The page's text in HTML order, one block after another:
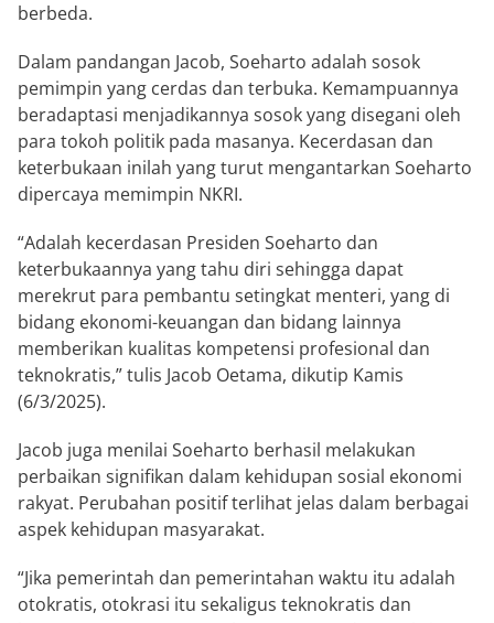
berbeda.
Dalam pandangan Jacob, Soeharto adalah sosok
pemimpin yang cerdas dan terbuka. Kemampuannya
beradaptasi menjadikannya sosok yang disegani oleh
para tokoh politik pada masanya. Kecerdasan dan
keterbukaan inilah yang turut mengantarkan Soeharto
dipercaya memimpin NKRI.
“Adalah kecerdasan Presiden Soeharto dan
keterbukaannya yang tahu diri sehingga dapat
merekrut para pembantu setingkat menteri, yang di
bidang ekonomi-keuangan dan bidang lainnya
memberikan kualitas kompetensi profesional dan
teknokratis,” tulis Jacob Oetama, dikutip Kamis
(6/3/2025).
Jacob juga menilai Soeharto berhasil melakukan
perbaikan signifikan dalam kehidupan sosial ekonomi
rakyat. Perubahan positif terlihat jelas dalam berbagai
aspek kehidupan masyarakat.
“Jika pemerintah dan pemerintahan waktu itu adalah
otokratis, otokrasi itu sekaligus teknokratis dan